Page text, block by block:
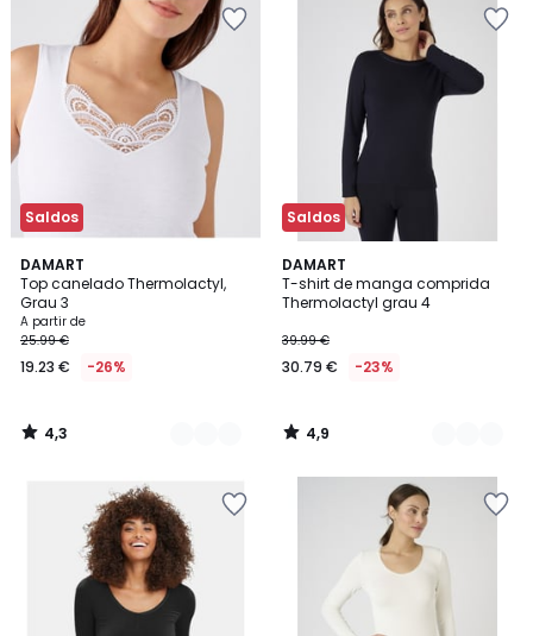
Saldos
DAMART
Top canelado Thermolactyl,
Grau 3
A partir de
25.99 €
19.23 € -26%
4,3
/ 5
3
Cores
4,3
/
Saldos
DAMART
T-shirt de manga comprida
Thermolactyl grau 4
39.99 €
30.79 € -23%
4,9
/ 5
2
Cores
4,9
/